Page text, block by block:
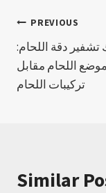
Post
PREVIOUS
تشفير دقة اللحام:
اللحام مقابل
تركيبات اللحام
Similar